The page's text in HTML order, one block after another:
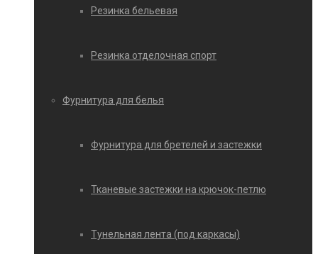
Резинка бельевая
Резинка отделочная спорт
Фурнитура для белья
Фурнитура для бретелей и застежки
Тканевые застежки на крючок-петлю
Тунельная лента (под каркасы)